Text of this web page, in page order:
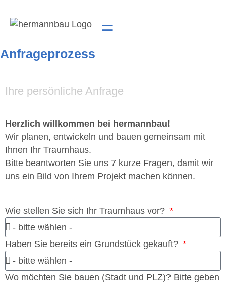
Anfrageprozess
Ihre persönliche Anfrage
Herzlich willkommen bei hermannbau!
Wir planen, entwickeln und bauen gemeinsam mit
Ihnen Ihr Traumhaus.
Bitte beantworten Sie uns 7 kurze Fragen, damit wir
uns ein Bild von Ihrem Projekt machen können.
Wie stellen Sie sich Ihr Traumhaus vor?
Haben Sie bereits ein Grundstück gekauft?
Wo möchten Sie bauen (Stadt und PLZ)? Bitte geben